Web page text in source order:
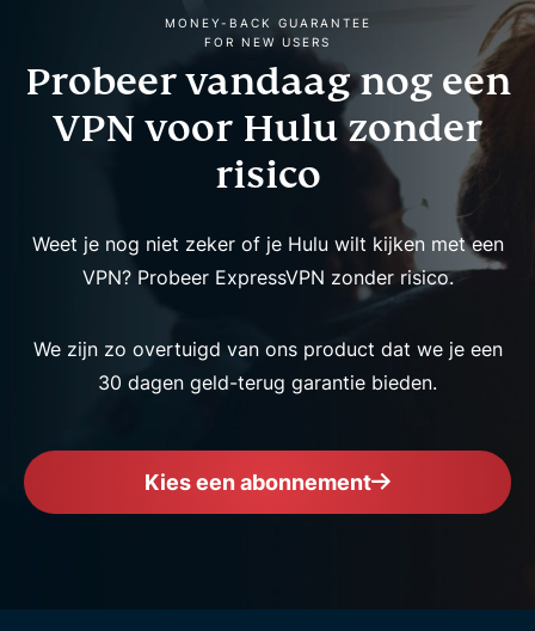
MONEY-BACK GUARANTEE
FOR NEW USERS
Probeer vandaag nog een
VPN voor Hulu zonder
risico
Weet je nog niet zeker of je Hulu wilt kijken met een
VPN? Probeer ExpressVPN zonder risico.
We zijn zo overtuigd van ons product dat we je een
30 dagen geld-terug garantie bieden.
Kies een abonnement